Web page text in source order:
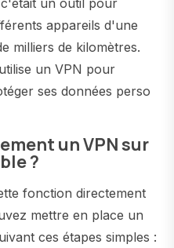
un outil pour
appareils d'une
milliers de kilomètres.
un VPN pour
ses données perso
un VPN sur
?
fonction directement
mettre en place un
ces étapes simples :